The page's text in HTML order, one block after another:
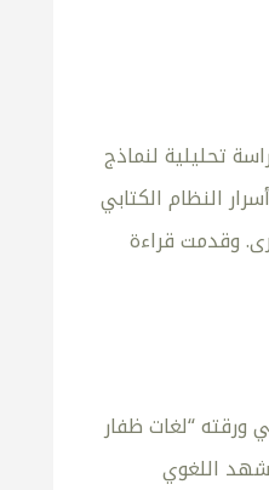
تحليلية لنماذج
النظام الكتابي
وقدمت قراءة
ورقته “لغات ظفار
اللغوي